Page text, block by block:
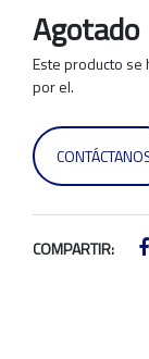
Agotado
Este producto se
por el.
COMPARTIR: